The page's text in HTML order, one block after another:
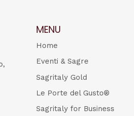
MENU
Home
Eventi & Sagre
Sagritaly Gold
Le Porte del Gusto®
Sagritaly for Business